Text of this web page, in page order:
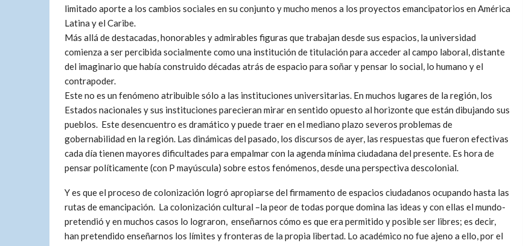
limitado aporte a los cambios sociales en su conjunto y mucho menos a los proyectos emancipatorios en América
Latina y el Caribe.
Más allá de destacadas, honorables y admirables figuras que trabajan desde sus espacios, la universidad
comienza a ser percibida socialmente como una institución de titulación para acceder al campo laboral, distante
del imaginario que había construido décadas atrás de espacio para soñar y pensar lo social, lo humano y el
contrapoder.
Este no es un fenómeno atribuible sólo a las instituciones universitarias. En muchos lugares de la región, los
Estados nacionales y sus instituciones parecieran mirar en sentido opuesto al horizonte que están dibujando sus
pueblos. Este desencuentro es dramático y puede traer en el mediano plazo severos problemas de
gobernabilidad en la región. Las dinámicas del pasado, los discursos de ayer, las respuestas que fueron efectivas
cada día tienen mayores dificultades para empalmar con la agenda mínima ciudadana del presente. Es hora de
pensar políticamente (con P mayúscula) sobre estos fenómenos, desde una perspectiva descolonial.
Y es que el proceso de colonización logró apropiarse del firmamento de espacios ciudadanos ocupando hasta las
rutas de emancipación. La colonización cultural –la peor de todas porque domina las ideas y con ellas el mundo-
pretendió y en muchos casos lo lograron, enseñarnos cómo es que era permitido y posible ser libres; es decir,
han pretendido enseñarnos los límites y fronteras de la propia libertad. Lo académico no fue ajeno a ello, por el